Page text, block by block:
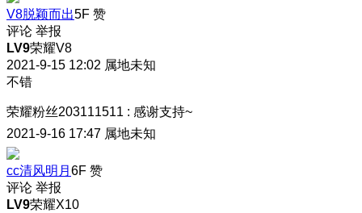
V8脱颖而出5F 赞
评论 举报
LV9荣耀V8
2021-9-15 12:02 属地未知
不错
荣耀粉丝203111511 : 感谢支持~
2021-9-16 17:47 属地未知
cc清风明月 6F 赞
评论 举报
LV9荣耀X10